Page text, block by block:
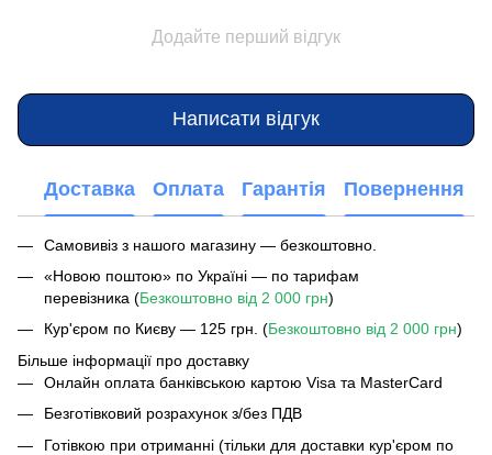
Додайте перший відгук
Написати відгук
Доставка Оплата Гарантія Повернення
Самовивіз з нашого магазину — безкоштовно.
«Новою поштою» по Україні — по тарифам
перевізника (Безкоштовно від 2 000 грн)
Кур'єром по Києву — 125 грн. (Безкоштовно від 2 000 грн)
Більше інформації про доставку
Онлайн оплата банківською картою Visa та MasterCard
Безготівковий розрахунок з/без ПДВ
Готівкою при отриманні (тільки для доставки кур'єром по